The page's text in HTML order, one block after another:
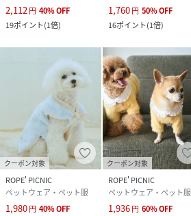
2,112円 40%OFF
19ポイント(1倍)
1,760円 50%OFF
16ポイント(1倍)
クーポン対象
ROPE' PICNIC
ペットウェア・ペット服
1,980円 40%OFF
クーポン対象
ROPE' PICNIC
ペットウェア・ペット服
1,936円 60%OFF